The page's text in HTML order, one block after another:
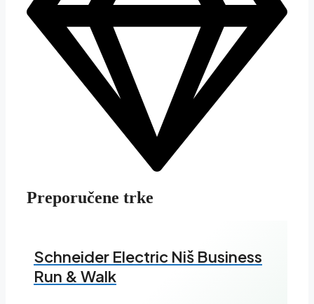
Preporučene trke
Schneider Electric Niš Business
Run & Walk